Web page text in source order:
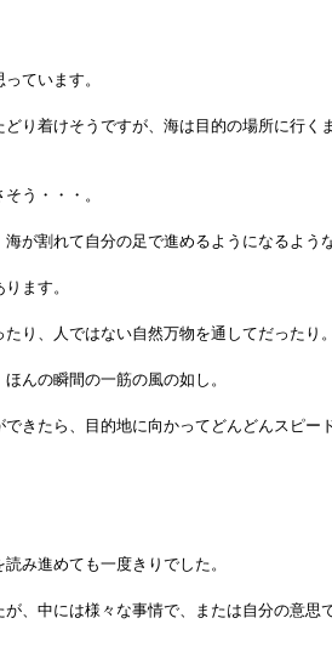
ています。
り着けそうですが、海は目的の場所に行く
う・・・。
が割れて自分の足で進めるようになるよう
ます。
り、人ではない自然万物を通してだったり
んの瞬間の一筋の風の如し。
きたら、目的地に向かってどんどんスピー
み進めても一度きりでした。
、中には様々な事情で、または自分の意思